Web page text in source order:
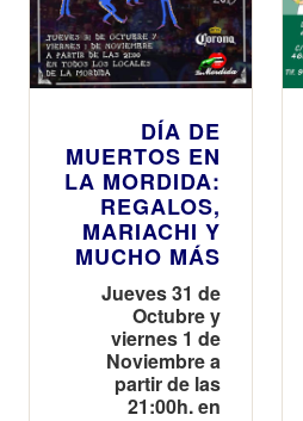
DÍA DE
MUERTOS EN
LA MORDIDA:
REGALOS,
MARIACHI Y
MUCHO MÁS
Jueves 31 de
Octubre y
viernes 1 de
Noviembre a
partir de las
21:00h. en